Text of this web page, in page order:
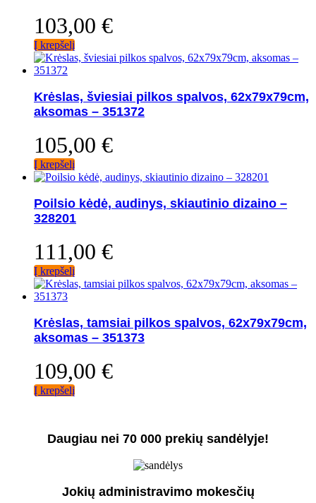
103,00 €
Į krepšelį
Krėslas, šviesiai pilkos spalvos, 62x79x79cm,
aksomas – 351372
105,00 €
Į krepšelį
Poilsio kėdė, audinys, skiautinio dizaino –
328201
111,00 €
Į krepšelį
Krėslas, tamsiai pilkos spalvos, 62x79x79cm,
aksomas – 351373
109,00 €
Į krepšelį
Daugiau nei 70 000 prekių sandėlyje!
Jokių administravimo mokesčių